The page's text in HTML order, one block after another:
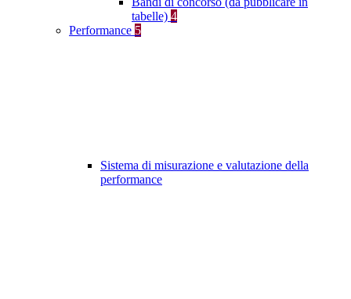
tabelle) 4
Performance 5
Sistema di misurazione e valutazione della
performance